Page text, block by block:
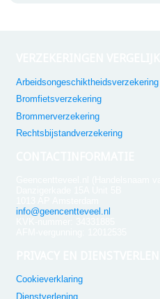
Bromfietsverzekering
Brommerverzekering
Rechtsbijstandverzekering
info@geencentteveel.nl
Cookieverklaring
Dienstverlening